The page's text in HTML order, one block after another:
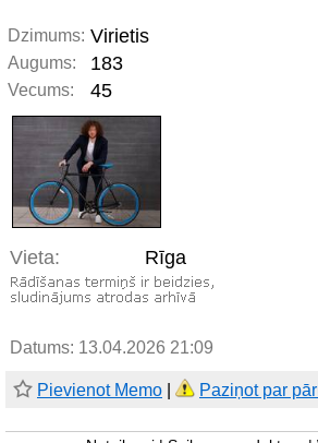
Dzimums: Virietis
Augums: 183
Vecums: 45
Vieta: Rīga
Datums: 13.04.2026 21:09
Pievienot Memo Paziņot par